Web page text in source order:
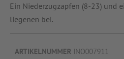
Ein Niederzugzapfen (8-23) und
liegenen bei.
ARTIKELNUMMER INO007911